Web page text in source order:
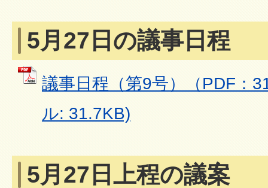
5月27日の議事日程
議事日程（第9号）（PDF：
ル: 31.7KB)
5月27日上程の議案